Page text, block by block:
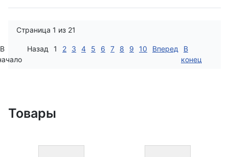
Страница 1 из 21
В
Назад 1 2 3 4 5 6 7 8 9 10 Вперед
В
конец
Товары